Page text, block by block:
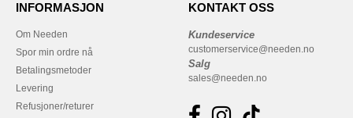
INFORMASJON
Om Needen
Spor min ordre nå
Betalingsmetoder
Levering
Refusjoner/returer
KONTAKT OSS
Kundeservice
customerservice@needen.no
Salg
sales@needen.no